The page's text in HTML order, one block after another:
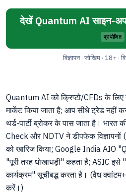
देखें Quantum AI साइन-
प्रायोजित
विज्ञापन · जोखिम · 18+ ·
Quantum AI को क्रिप्टो/CFDs के लिए
मार्केट किया जाता है; आप सीधे ट्रेड
थर्ड-पार्टी ब्रोकर के पास जाता है। भारत
Check और NDTV ने डीपफेक विज्ञापनों
को खारिज किया; Google India AIO
"पूरी तरह धोखाधड़ी" कहता है; ASIC
कार्यक्रम" सूचीबद्ध करता है। (वैध
करें।)